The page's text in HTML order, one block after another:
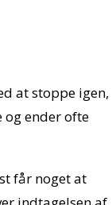
at stoppe igen,
ender ofte
får noget at